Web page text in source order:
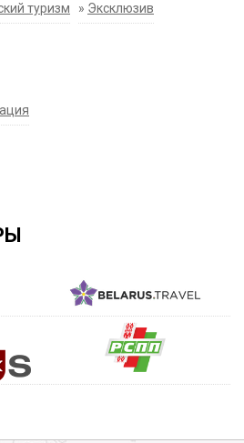
туризм » Эксклюзив